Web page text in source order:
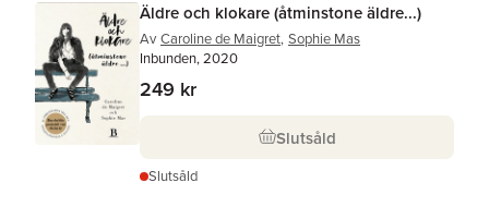
Äldre och klokare (åtminstone äldre...)
Av Caroline de Maigret, Sophie Mas
Inbunden, 2020
249 kr
Slutsåld
Slutsåld